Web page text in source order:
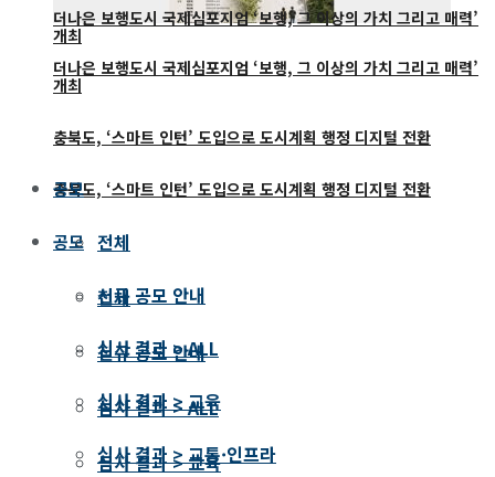
더나은 보행도시 국제심포지엄 ‘보행, 그 이상의 가치 그리고 매력’
개최
충북도, ‘스마트 인턴’ 도입으로 도시계획 행정 디지털 전환
공모
전체
신규 공모 안내
심사 결과 > ALL
심사 결과 > 교육
더나은 보행도시 국제심포지엄 ‘보행, 그 이상의 가치 그리고 매력’
개최
충북도, ‘스마트 인턴’ 도입으로 도시계획 행정 디지털 전환
공모
전체
신규 공모 안내
심사 결과 > ALL
심사 결과 > 교육
심사 결과 > 교통·인프라